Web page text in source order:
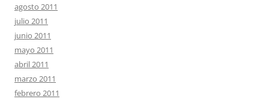
agosto 2011
julio 2011
junio 2011
mayo 2011
abril 2011
marzo 2011
febrero 2011